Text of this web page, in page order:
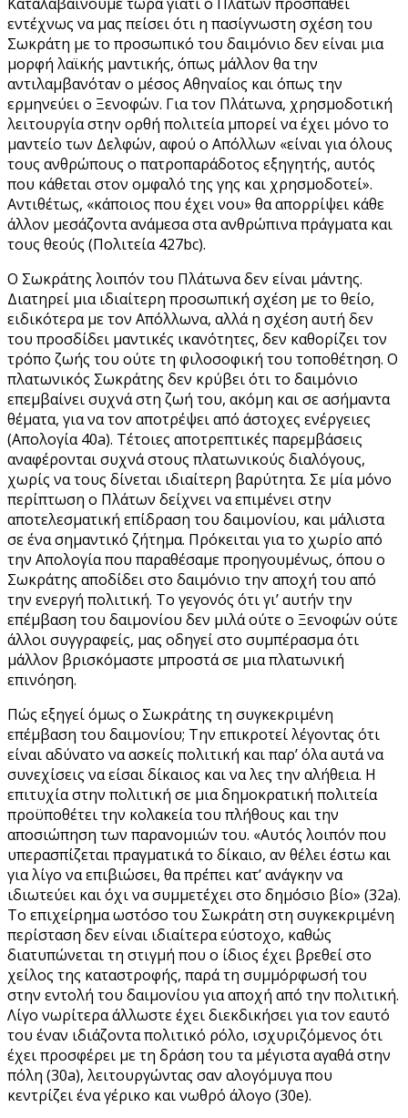
εντέχνως να μας πείσει ότι η πασίγνωστη σχέση του
Σωκράτη με το προσωπικό του δαιμόνιο δεν είναι μια
μορφή λαϊκής μαντικής, όπως μάλλον θα την
αντιλαμβανόταν ο μέσος Αθηναίος και όπως την
ερμηνεύει ο Ξενοφών. Για τον Πλάτωνα, χρησμοδοτική
λειτουργία στην ορθή πολιτεία μπορεί να έχει μόνο το
μαντείο των Δελφών, αφού ο Απόλλων «είναι για όλους
τους ανθρώπους ο πατροπαράδοτος εξηγητής, αυτός
που κάθεται στον ομφαλό της γης και χρησμοδοτεί».
Αντιθέτως, «κάποιος που έχει νου» θα απορρίψει κάθε
άλλον μεσάζοντα ανάμεσα στα ανθρώπινα πράγματα και
τους θεούς (Πολιτεία 427bc).
Ο Σωκράτης λοιπόν του Πλάτωνα δεν είναι μάντης.
Διατηρεί μια ιδιαίτερη προσωπική σχέση με το θείο,
ειδικότερα με τον Απόλλωνα, αλλά η σχέση αυτή δεν
του προσδίδει μαντικές ικανότητες, δεν καθορίζει τον
τρόπο ζωής του ούτε τη φιλοσοφική του τοποθέτηση. Ο
πλατωνικός Σωκράτης δεν κρύβει ότι το δαιμόνιο
επεμβαίνει συχνά στη ζωή του, ακόμη και σε ασήμαντα
θέματα, για να τον αποτρέψει από άστοχες ενέργειες
(Απολογία 40a). Τέτοιες αποτρεπτικές παρεμβάσεις
αναφέρονται συχνά στους πλατωνικούς διαλόγους,
χωρίς να τους δίνεται ιδιαίτερη βαρύτητα. Σε μία μόνο
περίπτωση ο Πλάτων δείχνει να επιμένει στην
αποτελεσματική επίδραση του δαιμονίου, και μάλιστα
σε ένα σημαντικό ζήτημα. Πρόκειται για το χωρίο από
την Απολογία που παραθέσαμε προηγουμένως, όπου ο
Σωκράτης αποδίδει στο δαιμόνιο την αποχή του από
την ενεργή πολιτική. Το γεγονός ότι γι’ αυτήν την
επέμβαση του δαιμονίου δεν μιλά ούτε ο Ξενοφών ούτε
άλλοι συγγραφείς, μας οδηγεί στο συμπέρασμα ότι
μάλλον βρισκόμαστε μπροστά σε μια πλατωνική
επινόηση.
Πώς εξηγεί όμως ο Σωκράτης τη συγκεκριμένη
επέμβαση του δαιμονίου; Την επικροτεί λέγοντας ότι
είναι αδύνατο να ασκείς πολιτική και παρ’ όλα αυτά να
συνεχίσεις να είσαι δίκαιος και να λες την αλήθεια. Η
επιτυχία στην πολιτική σε μια δημοκρατική πολιτεία
προϋποθέτει την κολακεία του πλήθους και την
αποσιώπηση των παρανομιών του. «Αυτός λοιπόν που
υπερασπίζεται πραγματικά το δίκαιο, αν θέλει έστω και
για λίγο να επιβιώσει, θα πρέπει κατ’ ανάγκην να
ιδιωτεύει και όχι να συμμετέχει στο δημόσιο βίο» (32a).
Το επιχείρημα ωστόσο του Σωκράτη στη συγκεκριμένη
περίσταση δεν είναι ιδιαίτερα εύστοχο, καθώς
διατυπώνεται τη στιγμή που ο ίδιος έχει βρεθεί στο
χείλος της καταστροφής, παρά τη συμμόρφωσή του
στην εντολή του δαιμονίου για αποχή από την πολιτική.
Λίγο νωρίτερα άλλωστε έχει διεκδικήσει για τον εαυτό
του έναν ιδιάζοντα πολιτικό ρόλο, ισχυριζόμενος ότι
έχει προσφέρει με τη δράση του τα μέγιστα αγαθά στην
πόλη (30a), λειτουργώντας σαν αλογόμυγα που
κεντρίζει ένα γέρικο και νωθρό άλογο (30e).